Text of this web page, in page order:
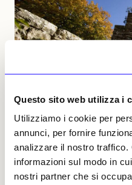
Questo sito web utilizza i
Utilizziamo i cookie per
annunci, per fornire
analizzare il nostro traffico.
informazioni sul modo in
nostri partner che si
Presentato il «Cammino
un’estensione totale di